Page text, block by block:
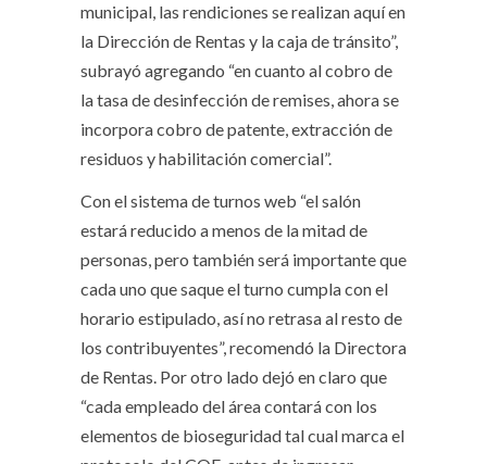
municipal, las rendiciones se realizan aquí en
la Dirección de Rentas y la caja de tránsito”,
subrayó agregando “en cuanto al cobro de
la tasa de desinfección de remises, ahora se
incorpora cobro de patente, extracción de
residuos y habilitación comercial”.
Con el sistema de turnos web “el salón
estará reducido a menos de la mitad de
personas, pero también será importante que
cada uno que saque el turno cumpla con el
horario estipulado, así no retrasa al resto de
los contribuyentes”, recomendó la Directora
de Rentas. Por otro lado dejó en claro que
“cada empleado del área contará con los
elementos de bioseguridad tal cual marca el